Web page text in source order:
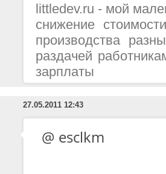
littledev.ru - мой
снижение
производства
раздачей
зарплаты
27.05.2011 12:43
@ esclkm